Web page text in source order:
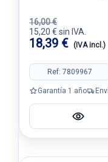
16,00 €
15,20 € sin IVA.
18,39 € (IVA incl.)
Ref: 7809967
Garantía 1 año